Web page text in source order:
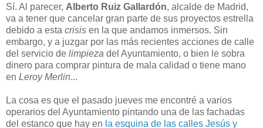
Sí. Al parecer, Alberto Ruiz Gallardón, alcalde de Madrid,
va a tener que cancelar gran parte de sus proyectos estrella
debido a esta crisis en la que andamos inmersos. Sin
embargo, y a juzgar por las más recientes acciones de calle
del servicio de limpieza del Ayuntamiento, o bien le sobra
dinero para comprar pintura de mala calidad o tiene mano
en Leroy Merlin...
La cosa es que el pasado jueves me encontré a varios
operarios del Ayuntamiento pintando una de las fachadas
del estanco que hay en la esquina de las calles Jesús y